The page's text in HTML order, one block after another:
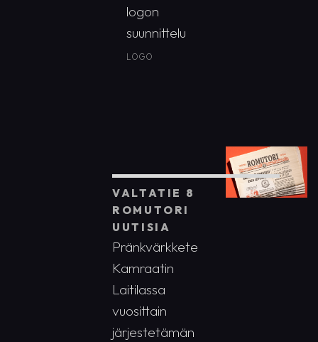
logon
suunnittelu
LOGO
VALTATIE 8
ROMUTORI
UUTISIA
Pränkvärkkete
Kamraatin
Laitilassa
vuosittain
järjestetämän